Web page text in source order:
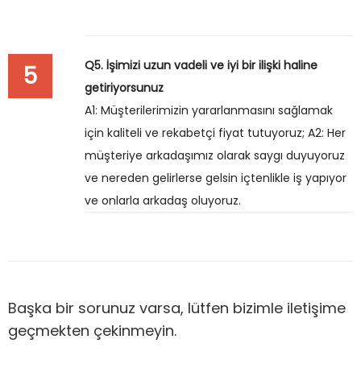
5
Q5. İşimizi uzun vadeli ve iyi bir ilişki haline
getiriyorsunuz
A1: Müşterilerimizin yararlanmasını sağlamak
için kaliteli ve rekabetçi fiyat tutuyoruz; A2: Her
müşteriye arkadaşımız olarak saygı duyuyoruz
ve nereden gelirlerse gelsin içtenlikle iş yapıyor
ve onlarla arkadaş oluyoruz.
Başka bir sorunuz varsa, lütfen bizimle iletişime
geçmekten çekinmeyin.